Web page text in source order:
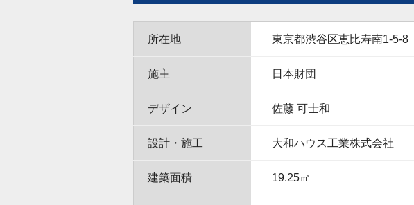
所在地 東京都渋谷区恵比寿南1-5-8
施主 日本財団
デザイン 佐藤 可士和
設計・施工 大和ハウス工業株式会社
建築面積 19.25㎡